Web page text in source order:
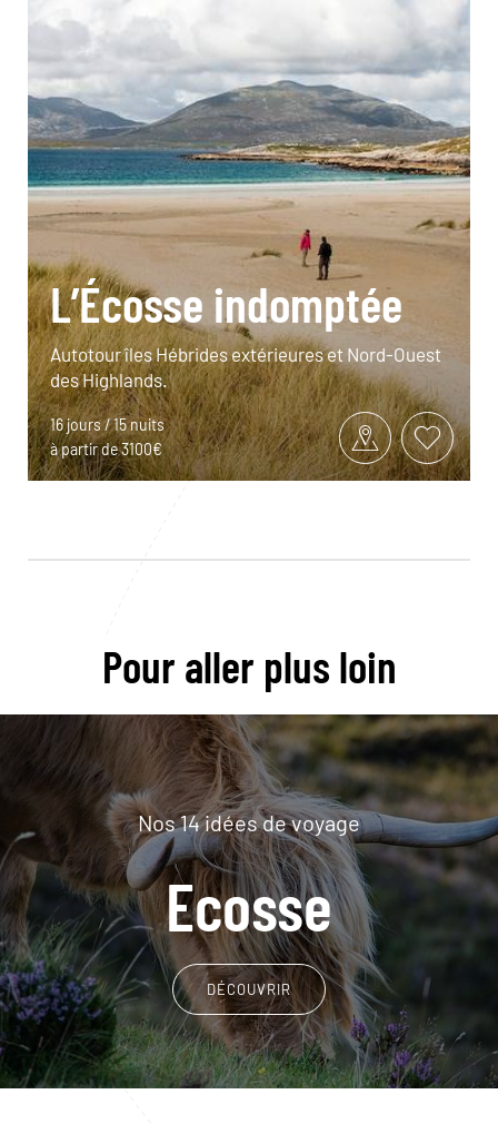
L’Écosse indomptée
Autotour îles Hébrides extérieures et Nord-Ouest
des Highlands.
16 jours / 15 nuits
à partir de 3100€
Pour aller plus loin
Nos 14 idées de voyage
Ecosse
DÉCOUVRIR